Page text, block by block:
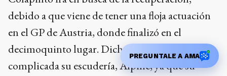
debido a que viene de tener una floja actuación
en el GP de Austria, donde finalizó en el
decimoquinto lugar. Dicha fecha fue muy
complicada su escudería, Alpine, ya que su
PREGUNTALE A AMA